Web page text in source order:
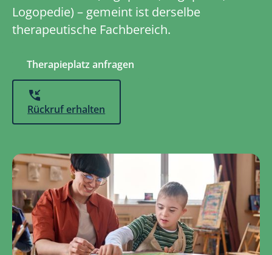
Logopedie) – gemeint ist derselbe
therapeutische Fachbereich.
Therapieplatz anfragen
Rückruf erhalten